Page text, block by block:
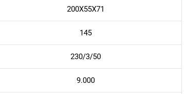
200X55X71
145
230/3/50
9.000